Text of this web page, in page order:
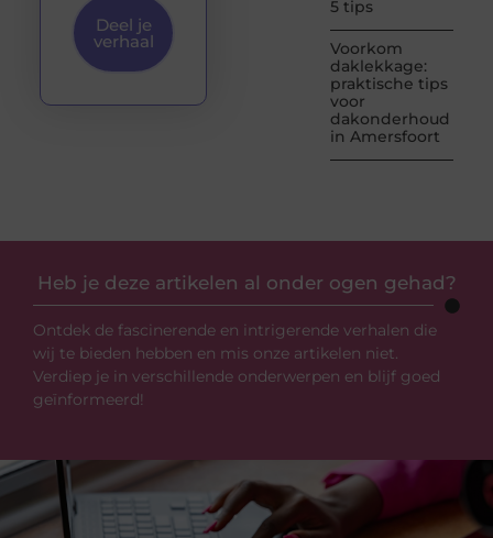
5 tips
Voorkom
daklekkage:
praktische tips
voor
dakonderhoud
in Amersfoort
Deel je
verhaal
Heb je deze artikelen al onder ogen gehad?
Ontdek de fascinerende en intrigerende verhalen die
wij te bieden hebben en mis onze artikelen niet.
Verdiep je in verschillende onderwerpen en blijf goed
geïnformeerd!